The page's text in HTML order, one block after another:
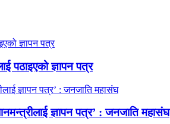
पठाइएको ज्ञापन पत्र
ज्ञापन पत्र’ : जनजाति महासंघ